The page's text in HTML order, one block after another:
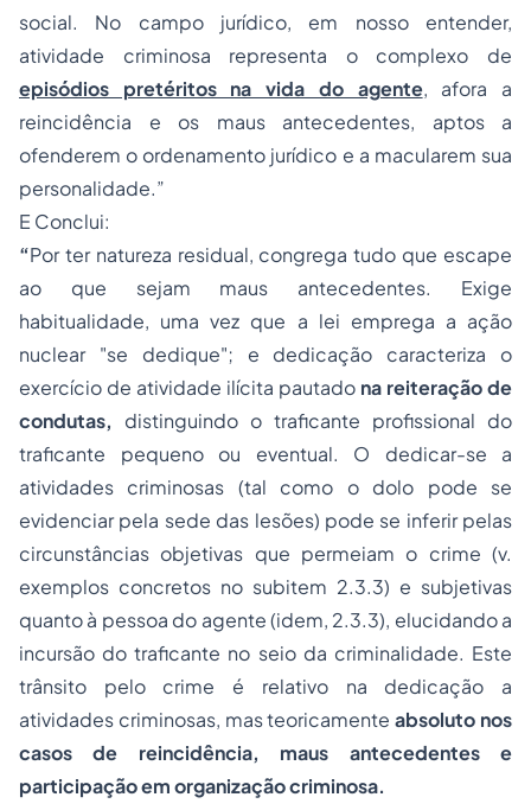
social. No campo jurídico, em nosso entender,
atividade criminosa representa o complexo de
episódios pretéritos na vida do agente, afora a
reincidência e os maus antecedentes, aptos a
ofenderem o ordenamento jurídico e a macularem sua
personalidade.”
E Conclui:
“Por ter natureza residual, congrega tudo que escape
ao que sejam maus antecedentes. Exige
habitualidade, uma vez que a lei emprega a ação
nuclear "se dedique"; e dedicação caracteriza o
exercício de atividade ilícita pautado na reiteração de
condutas, distinguindo o traficante profissional do
traficante pequeno ou eventual. O dedicar-se a
atividades criminosas (tal como o dolo pode se
evidenciar pela sede das lesões) pode se inferir pelas
circunstâncias objetivas que permeiam o crime (v.
exemplos concretos no subitem 2.3.3) e subjetivas
quanto à pessoa do agente (idem, 2.3.3), elucidando a
incursão do traficante no seio da criminalidade. Este
trânsito pelo crime é relativo na dedicação a
atividades criminosas, mas teoricamenteabsoluto nos
casos de reincidência, maus antecedentes e
participação em organização criminosa.